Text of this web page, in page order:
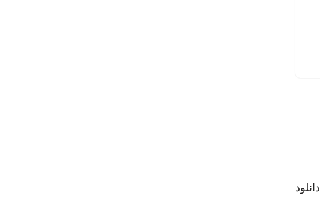
دانلود